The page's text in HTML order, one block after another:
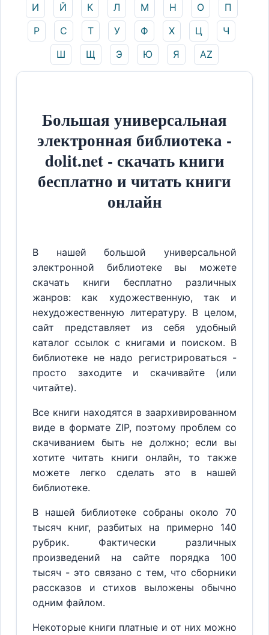
И
Й К Л М Н О
П
Р
С Т У Ф Х Ц
Ч
Ш
Щ Э Ю Я AZ
Большая универсальная
электронная библиотека -
dolit.net - скачать книги
бесплатно и читать книги
онлайн
В нашей большой универсальной
электронной библиотеке вы можете
скачать книги бесплатно различных
жанров: как художественную, так и
нехудожественную литературу. В целом,
сайт представляет из себя удобный
каталог ссылок с книгами и поиском. В
библиотеке не надо регистрироваться -
просто заходите и скачивайте (или
читайте).
Все книги находятся в заархивированном
виде в формате ZIP, поэтому проблем со
скачиванием быть не должно; если вы
хотите читать книги онлайн, то также
можете легко сделать это в нашей
библиотеке.
В нашей библиотеке собраны около 70
тысяч книг, разбитых на примерно 140
рубрик. Фактически различных
произведений на сайте порядка 100
тысяч - это связано с тем, что сборники
рассказов и стихов выложены обычно
одним файлом.
Некоторые книги платные и от них можно